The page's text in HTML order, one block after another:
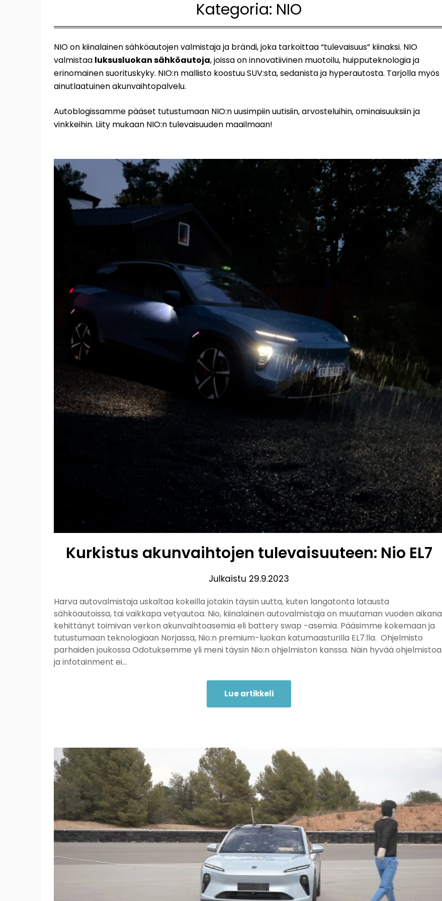
Kategoria: NIO
NIO on kiinalainen sähköautojen valmistaja ja brändi, joka tarkoittaa “tulevaisuus” kiinaksi. NIO
valmistaa luksusluokan sähköautoja, joissa on innovatiivinen muotoilu, huipputeknologia ja
erinomainen suorituskyky. NIO:n mallisto koostuu SUV:sta, sedanista ja hyperautosta. Tarjolla myös
ainutlaatuinen akunvaihtopalvelu.
Autoblogissamme pääset tutustumaan NIO:n uusimpiin uutisiin, arvosteluihin, ominaisuuksiin ja
vinkkeihin. Liity mukaan NIO:n tulevaisuuden maailmaan!
Kurkistus akunvaihtojen tulevaisuuteen: Nio EL7
Julkaistu 29.9.2023
Harva autovalmistaja uskaltaa kokeilla jotakin täysin uutta, kuten langatonta latausta
sähköautoissa, tai vaikkapa vetyautoa. Nio, kiinalainen autovalmistaja on muutaman vuoden aikana
kehittänyt toimivan verkon akunvaihtoasemia eli battery swap -asemia. Pääsimme kokemaan ja
tutustumaan teknologiaan Norjassa, Nio:n premium-luokan katumaasturilla EL7:lla. Ohjelmisto
parhaiden joukossa Odotuksemme yli meni täysin Nio:n ohjelmiston kanssa. Näin hyvää ohjelmistoa
ja infotainment ei…
Lue artikkeli